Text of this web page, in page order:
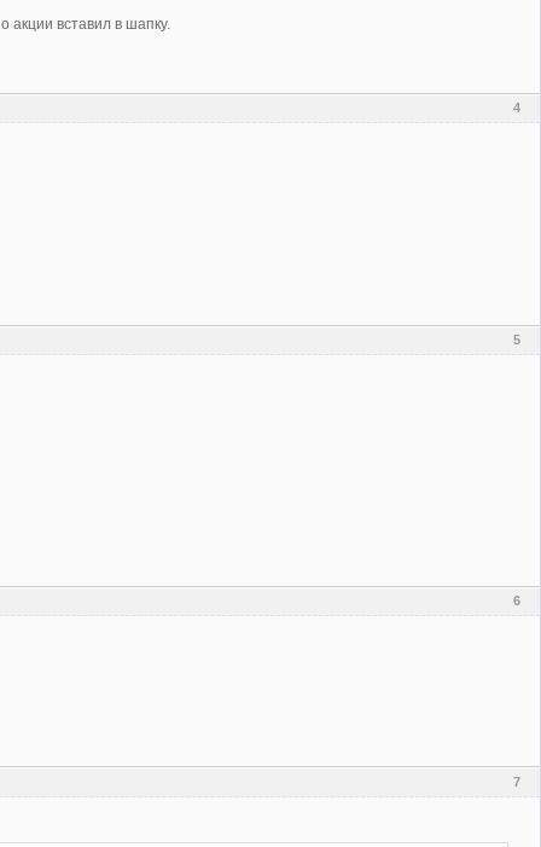
акции вставил в шапку.
4
5
6
7